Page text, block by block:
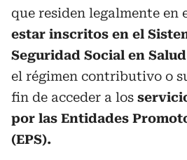
que residen legalmente en
estar inscritos en el
Seguridad Social en Salud
el régimen contributivo o
fin de acceder a los
por las Entidades
(EPS).